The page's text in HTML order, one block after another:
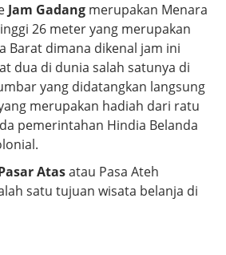
Jam Gadang merupakan Menara
26 meter yang merupakan
Barat dimana dikenal jam ini
dua di dunia salah satunya di
yang didatangkan langsung
merupakan hadiah dari ratu
pemerintahan Hindia Belanda
Atasatau Pasa Ateh
satu tujuan wisata belanja di